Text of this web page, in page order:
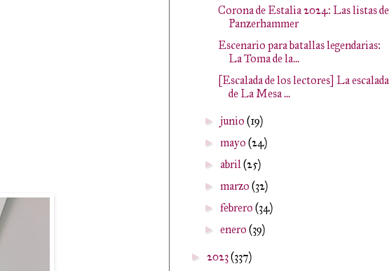
Corona de Estalia 2024: Las listas de
Panzerhammer
Escenario para batallas legendarias:
La Toma de la...
[Escalada de los lectores] La escalada
de La Mesa ...
►junio(19)
► mayo(24)
► abril(25)
► marzo(32)
►febrero(34)
►enero(39)
► 2023(337)